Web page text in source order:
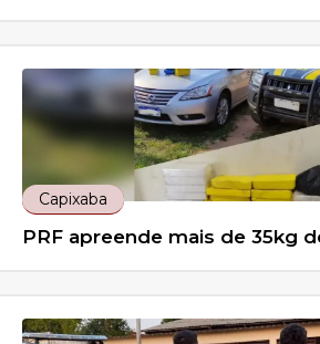
Capixaba
PRF apreende mais de 35kg